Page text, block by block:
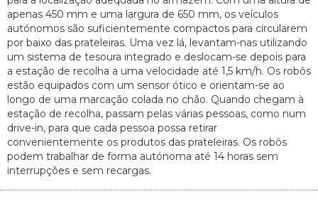
apenas 450 mm e uma largura de 650 mm, os veículos
autónomos são suficientemente compactos para circularem
por baixo das prateleiras. Uma vez lá, levantam-nas utilizando
um sistema de tesoura integrado e deslocam-se depois para
a estação de recolha a uma velocidade até 1,5 km/h. Os robôs
estão equipados com um sensor ótico e orientam-se ao
longo de uma marcação colada no chão. Quando chegam à
estação de recolha, passam pelas várias pessoas, como num
drive-in, para que cada pessoa possa retirar
convenientemente os produtos das prateleiras. Os robôs
podem trabalhar de forma autónoma até 14 horas sem
interrupções e sem recargas.